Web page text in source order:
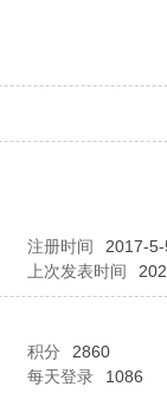
注册时间
2017-
上次发表时间
积分
2860
每天登录
1086